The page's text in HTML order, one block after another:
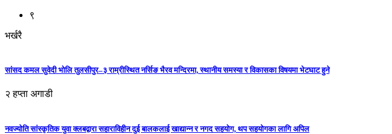
९
भर्खरै
सांसद कमल सुवेदी भोलि तुलसीपुर–३ राम्रीस्थित नर्सिङ भैरव मन्दिरमा, स्थानीय समस्या र विकासका विषयमा भेटघाट हुने
२ हप्ता अगाडी
नवज्योति सांस्कृतिक युवा क्लबद्वारा सहाराविहीन दुई बालकलाई खाद्यान्न र नगद सहयोग, थप सहयोगका लागि अपिल